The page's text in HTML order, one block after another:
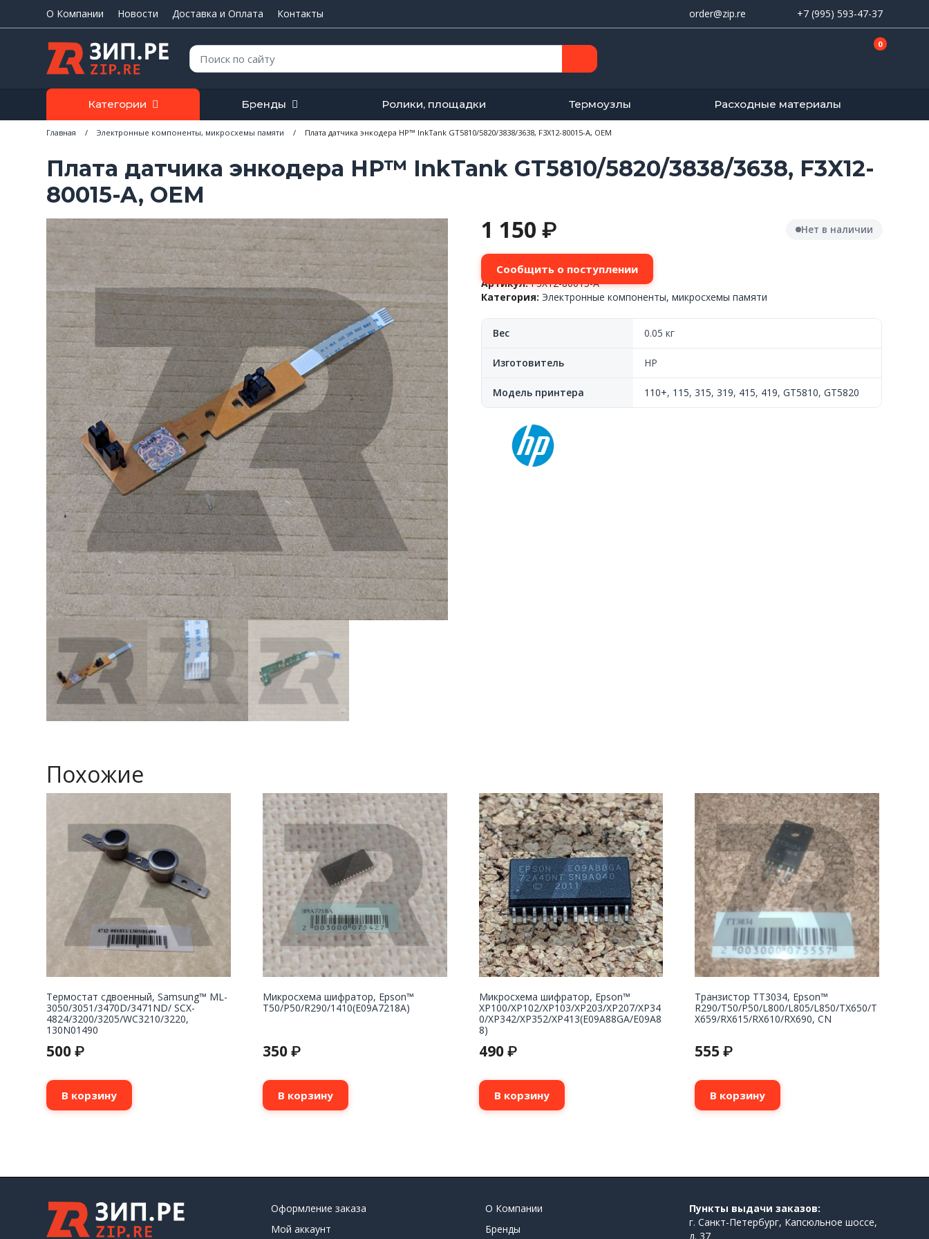
О Компании Новости Доставка и Оплата Контакты order@zip.re +7 (995) 593-47-37
Поиск: 0
Категории Бренды Ролики, площадки Термоузлы Расходные материалы
Главная / Электронные компоненты, микросхемы памяти / Плата датчика энкодера HP™ InkTank GT5810/5820/3838/3638, F3X12-80015-A, OEM
Плата датчика энкодера HP™ InkTank GT5810/5820/3838/3638, F3X12-
80015-A, OEM
1 150₽ Нет в наличии
Сообщить о поступлении
Артикул:F3X12-80015-A
Категория: Электронные компоненты, микросхемы памяти
Вес 0.05 кг
Изготовитель HP
Модель принтера 110+, 115,315,319, 415, 419,GT5810,GT5820
Похожие
Термостат сдвоенный, Samsung™ ML-
3050/3051/3470D/3471ND/ SCX-
4824/3200/3205/WC3210/3220,
130N01490
500 ₽
В корзину
Микросхема шифратор, Epson™
T50/P50/R290/1410(E09A7218A)
350 ₽
В корзину
Микросхема шифратор, Epson™
XP100/XP102/XP103/XP203/XP207/XP34
0/XP342/XP352/XP413(E09A88GA/E09A8
8)
490 ₽
В корзину
Транзистор TT3034, Epson™
R290/T50/P50/L800/L805/L850/TX650/T
X659/RX615/RX610/RX690, CN
555₽
В корзину
Оформление заказа
Мой аккаунт
О Компании
Бренды
Пункты выдачи заказов:
г. Санкт-Петербург, Капсюльное шоссе,
д. 37